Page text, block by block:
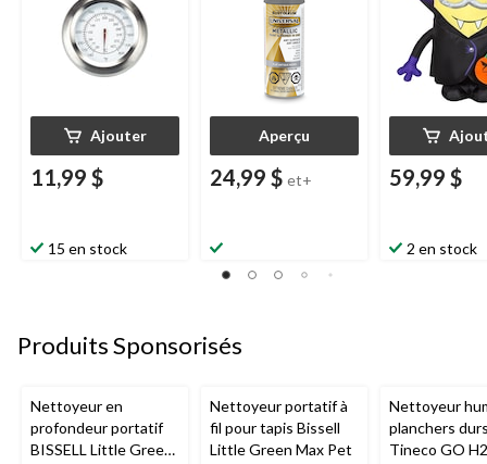
Ajouter
11,99 $
15 en stock
Aperçu
24,99 $ et+ 59,99 $
2 en stock
Produits Sponsorisés
Nettoyeur en
profondeur portatif
BISSELL Little Green
Nettoyeur portatif à
fil pour tapis Bissell
Little Green Max Pet
Nettoyeur
planchers
Tineco GO